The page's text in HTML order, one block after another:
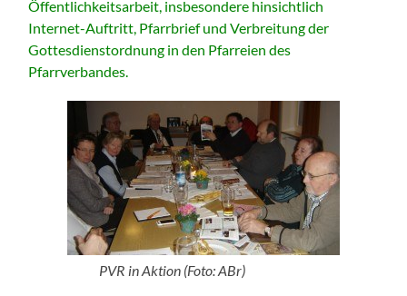
Öffentlichkeitsarbeit, insbesondere hinsichtlich
Internet-Auftritt, Pfarrbrief und Verbreitung der
Gottesdienstordnung in den Pfarreien des
Pfarrverbandes.
PVR in Aktion (Foto: ABr)